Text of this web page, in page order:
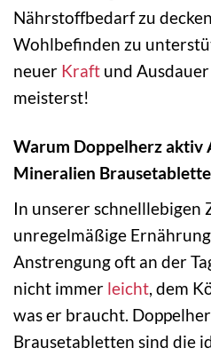
Nährstoffbedarf zu
Wohlbefinden zu
neuer Kraft und
meisterst!
Warum Doppelherz aktiv
Mineralien
In unserer schnelllebigen
unregelmäßige
Anstrengung oft an der
nicht immer leicht , dem
was er braucht.
Brausetabletten sind die